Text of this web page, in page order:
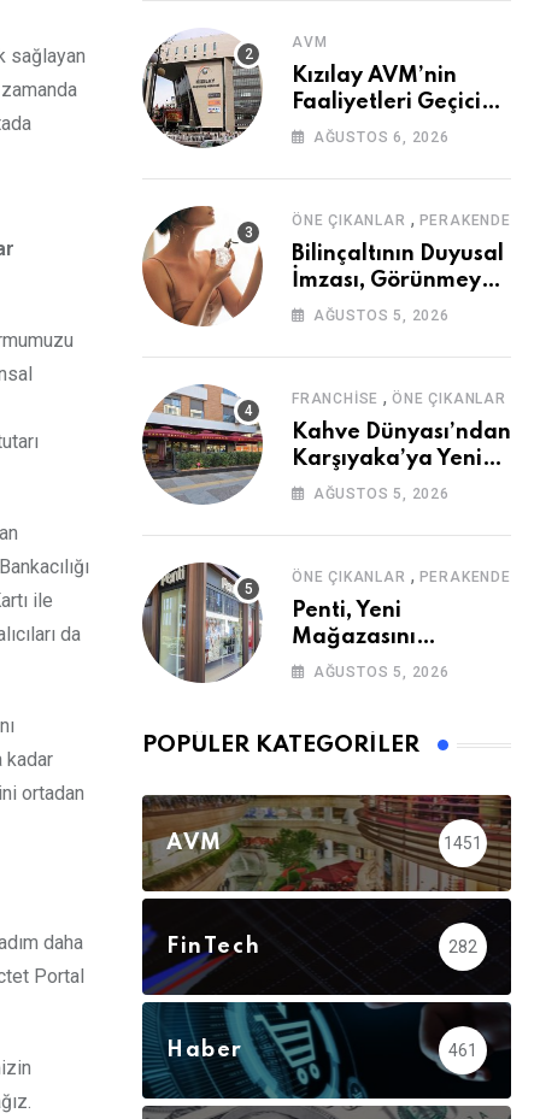
sağlayan
ile
da
kadar
ortadan
daha
Portal
AVM
Kızılay AVM’nin
Faaliyetleri Geçici
Olarak Durduruldu
AĞUSTOS 6, 2026
ÖNE ÇIKANLAR , PERAKENDE
Bilinçaltının Duyusal
İmzası, Görünmeyen
GüçAĞUSTOS 5, 2026
FRANCHISE ,ÖNE ÇIKANLAR
Kahve Dünyası’ndan
Karşıyaka’ya Yeni
Mağaza
AĞUSTOS 5, 2026
ÖNE ÇIKANLAR , PERAKENDE
Penti, Yeni
Mağazasını
Galataport’ta
AĞUSTOS 5, 2026
POPÜLER KATEGORILER
AVM 1451
FinTech 282
Haber 461